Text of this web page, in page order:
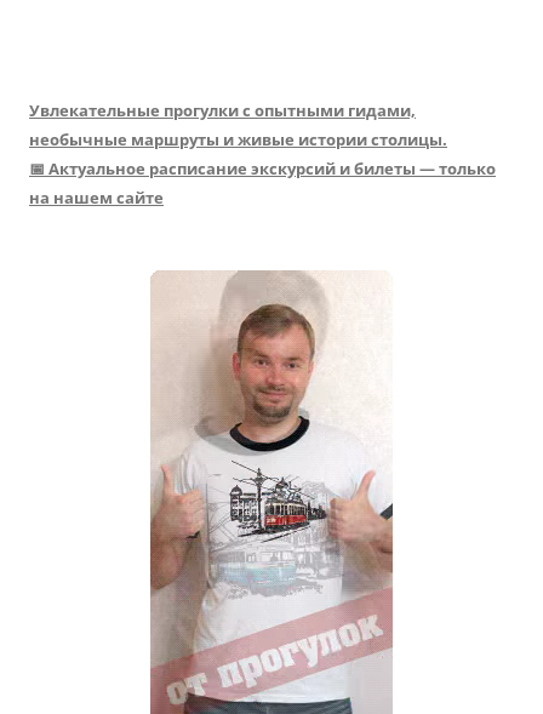
Увлекательные прогулки с опытными гидами,
необычные маршруты и живые истории столицы.
📅 Актуальное расписание экскурсий и билеты — только
на нашем сайте